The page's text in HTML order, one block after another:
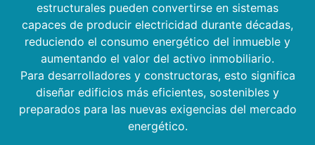
estructurales pueden convertirse en sistemas
capaces de producir electricidad durante décadas,
reduciendo el consumo energético del inmueble y
aumentando el valor del activo inmobiliario.
Para desarrolladores y constructoras, esto significa
diseñar edificios más eficientes, sostenibles y
preparados para las nuevas exigencias del mercado
energético.